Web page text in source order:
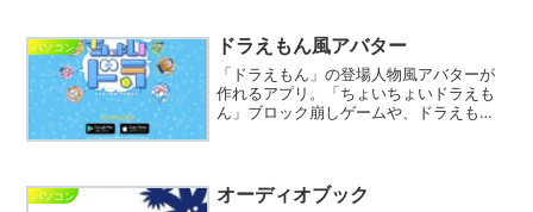
れているうちに、魔界みた...
パソコン ドラえもん風アバター
「ドラえもん」の登場人物風アバターが
作れるアプリ。「ちょいちょいドラえも
ん」ブロック崩しゲームや、ドラえもん
プページの「アバタ...
パソコン オーディオブック